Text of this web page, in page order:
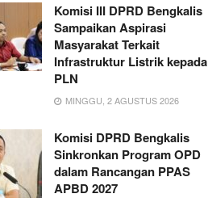
Komisi III DPRD Bengkalis
Sampaikan Aspirasi
Masyarakat Terkait
Infrastruktur Listrik kepada
PLN
MINGGU, 2 AGUSTUS 2026
Komisi DPRD Bengkalis
Sinkronkan Program OPD
dalam Rancangan PPAS
APBD 2027